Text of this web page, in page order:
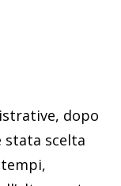
dopo
stata scelta